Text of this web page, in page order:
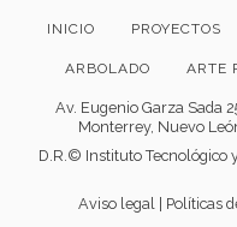
INICIO PROYECTOS
ARBOLADO ARTE
Av. Eugenio Garza Sada
Monterrey, Nuevo
D.R.© Instituto Tecnológico
Aviso legal| Políticas